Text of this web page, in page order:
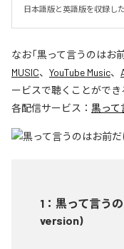
日本語版と英語版を収録し
なお「黒って言うのはお
MUSIC、 YouTube Music、
ービスで聴くことができ
各配信サービス： 黒って
1 ： 黒って言う
version)